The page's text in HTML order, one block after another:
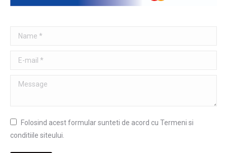
Name *
E-mail *
Message
Folosind acest formular sunteti de acord cu Termeni si
conditiile siteului.